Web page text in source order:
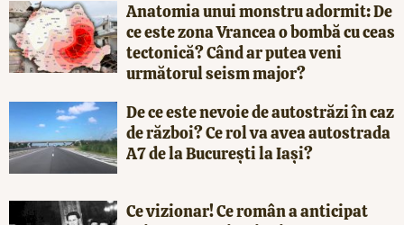
Anatomia unui monstru adormit: De
ce este zona Vrancea o bombă cu ceas
tectonică? Când ar putea veni
următorul seism major?
De ce este nevoie de autostrăzi în caz
de război? Ce rol va avea autostrada
A7 de la București la Iași?
Ce vizionar! Ce român a anticipat